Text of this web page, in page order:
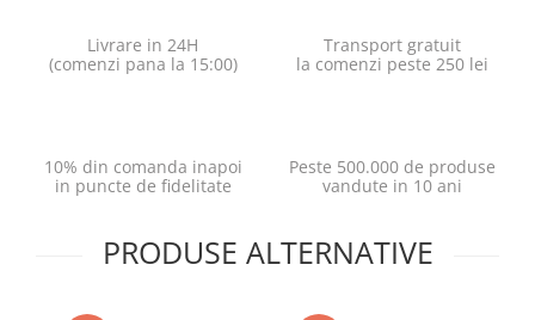
Livrare in 24H
(comenzi pana la 15:00)
Transport gratuit
la comenzi peste 250 lei
10% din comanda inapoi
in puncte de fidelitate
Peste 500.000 de produse
vandute in 10 ani
PRODUSE ALTERNATIVE